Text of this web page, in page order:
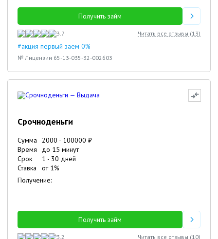
Получить займ
3.7 Читать все отзывы (13)
#акция первый заем 0%
№ Лицензии 65-13-035-32-002603
Срочноденьги
Сумма 2000 - 100000 ₽
Время
до 15 минут
Срок
1 - 30 дней
Ставка
от 1%
Получение:
Получить займ
3.2 Читать все отзывы (10)